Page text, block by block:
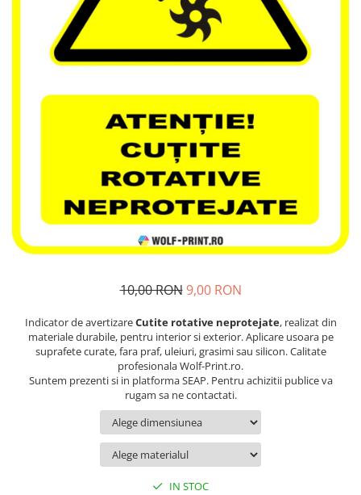
Stickere Decorative Model 3D
Stickere Decorative Model Floral
Stickere Decorative Textura Lemn
Stickere Decorative Model
Stickere Decorative Textura Beton
Tablouri Canvas Arhitectura
Tablou Canvas Animale
Tablou Canvas Living/Sufragerie
Papetarie si organizare nunta
Invitatii Premium pentru Nunta
Plicuri Bani Botez
Suport/Coaster din Lemn
Indicatoare de Securitate
Indicatoare de Avertizare
Indicatoare de Interzicere
Indicatoare de Obligativitate
10,00 RON 9,00 RON
Indicator de avertizareCutite rotative neprotejate, realizat din
materiale durabile, pentru interior si exterior. Aplicare usoara pe
suprafete curate, fara praf, uleiuri, grasimi sau silicon. Calitate
profesionala Wolf-Print.ro.
Suntem prezenti si in platforma SEAP. Pentru achizitii publice va
rugam sa ne contactati.
IN STOC